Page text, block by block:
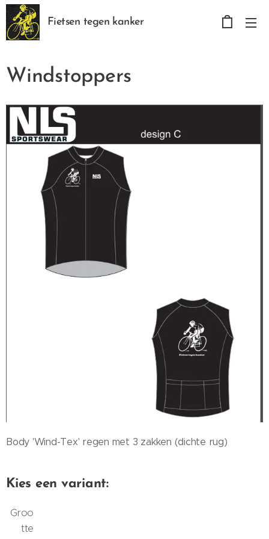
Fietsen tegen kanker
Windstoppers
Body 'Wind-Tex' regen met 3 zakken (dichte rug)
Kies een variant:
Groo
tte